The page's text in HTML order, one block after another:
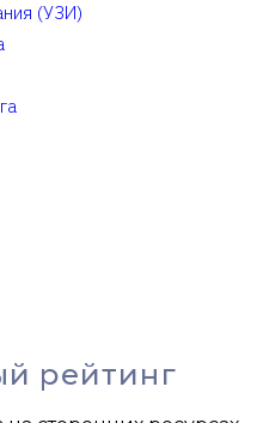
(УЗИ)
рейтинг